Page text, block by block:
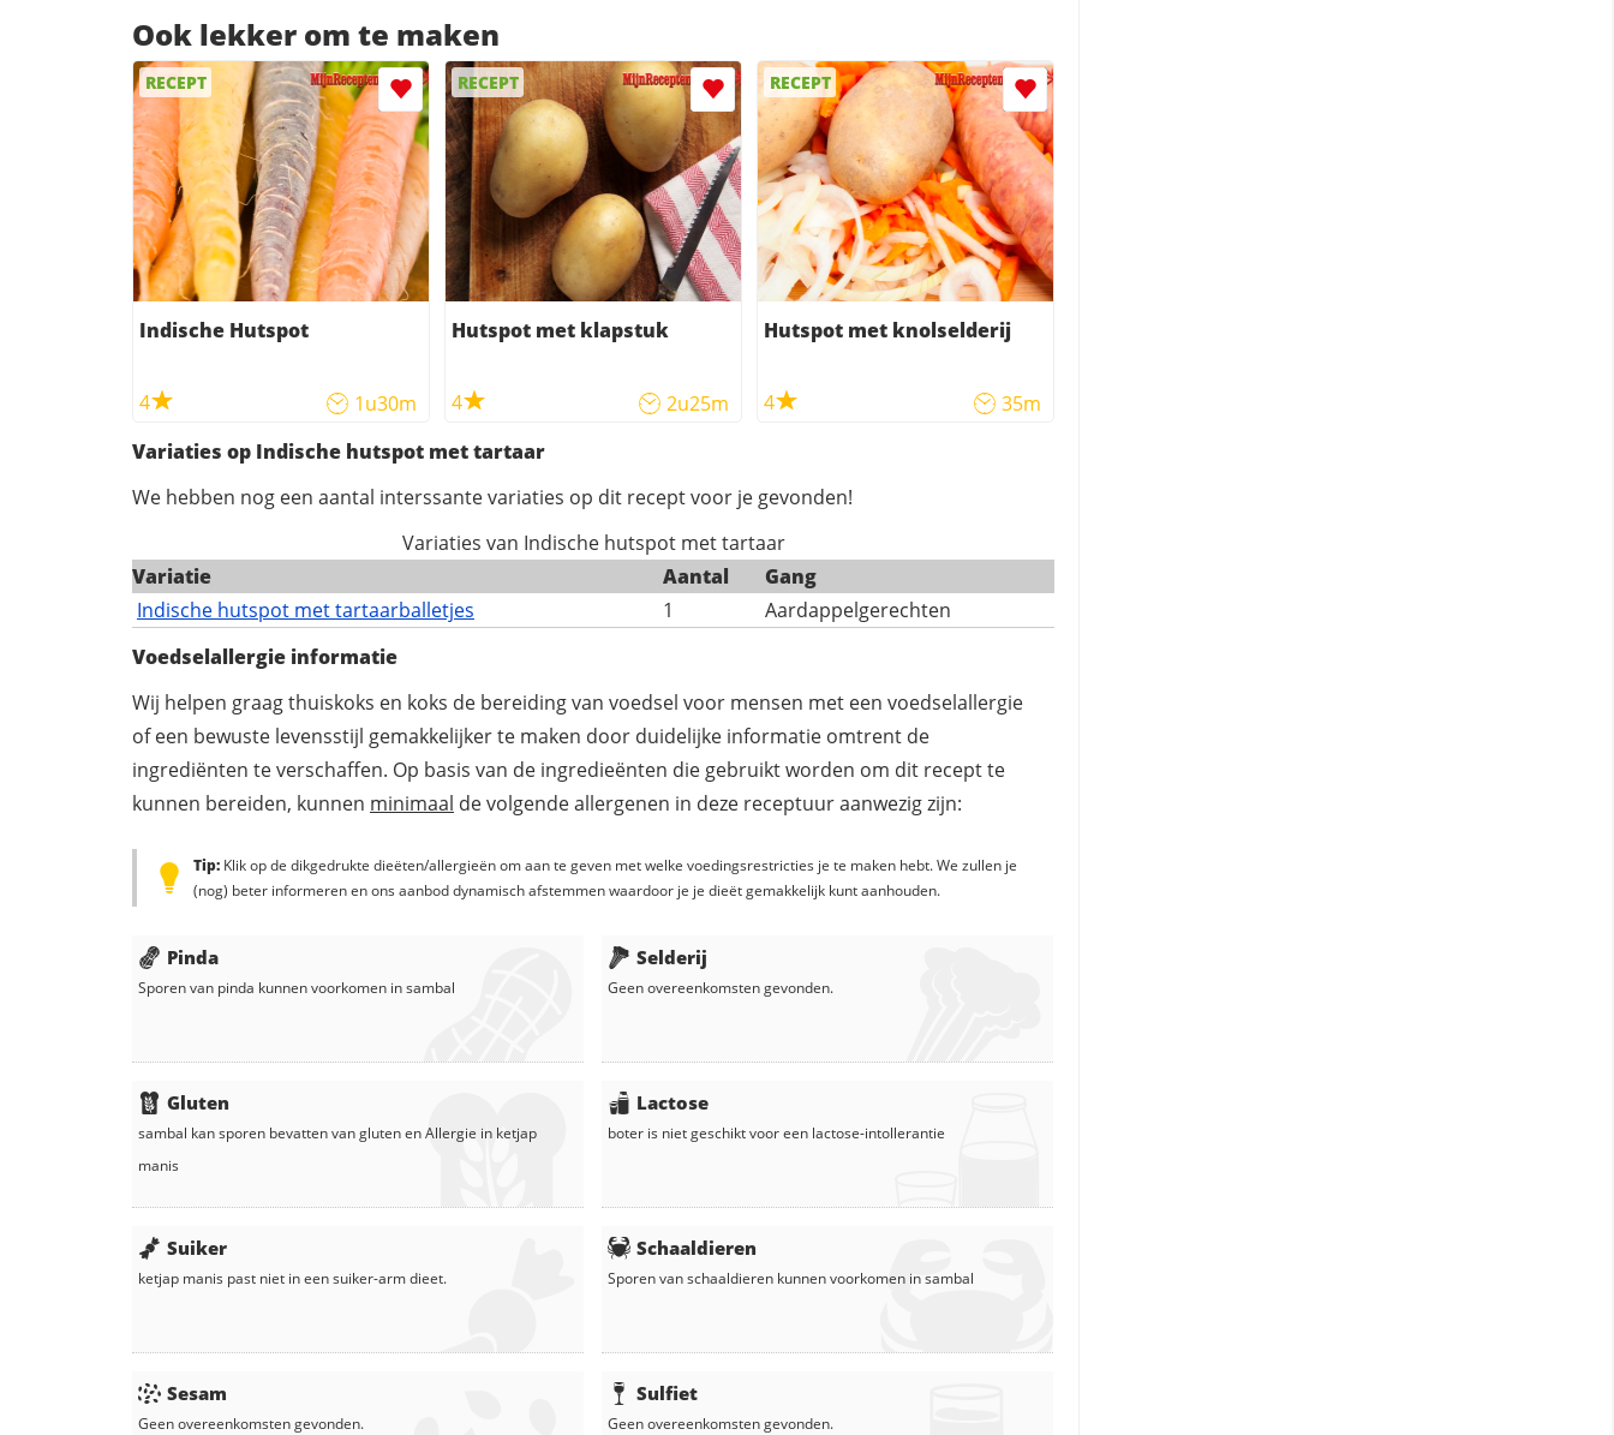
Ook lekker om te maken
RECEPT
Indische Hutspot
4 1u30m
RECEPT
Hutspot met klapstuk
4 2u25m
RECEPT
Hutspot met knolselderij
4
35m
Variaties op Indische hutspot met tartaar
We hebben nog een aantal interssante variaties op dit recept voor je gevonden!
Variaties van Indische hutspot met tartaar
Variatie
Aantal
Gang
Indische hutspot met tartaarballetjes
1
Aardappelgerechten
Voedselallergie informatie
Wij helpen graag thuiskoks en koks de bereiding van voedsel voor mensen met een voedselallergie
of een bewuste levensstijl gemakkelijker te maken door duidelijke informatie omtrent de
ingrediënten te verschaffen. Op basis van de ingredieënten die gebruikt worden om dit recept te
kunnen bereiden, kunnen minimaal de volgende allergenen in deze receptuur aanwezig zijn:
Tip: Klik op de dikgedrukte dieëten/allergieën om aan te geven met welke voedingsrestricties je te maken hebt. We zullen je
(nog) beter informeren en ons aanbod dynamisch afstemmen waardoor je je dieët gemakkelijk kunt aanhouden.
Pinda
Sporen van pinda kunnen voorkomen insambal
Gluten
sambal kan sporen bevatten van gluten enAllergie in ketjap
manis
Suiker
ketjap manis past niet in een suiker-arm dieet.
Sesam
Geen overeenkomsten gevonden.
Selderij
Geen overeenkomsten gevonden.
Lactose
boter is niet geschikt voor een lactose-intollerantie
Schaaldieren
Sporen van schaaldieren kunnen voorkomen insambal
Sulfiet
Geen overeenkomsten gevonden.